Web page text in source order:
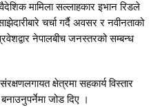
मामिला सल्लाहकार इभान रिडले
चर्चा गर्दै अवसर र नवीनताको
नेपालबीच जनस्तरको सम्बन्ध
क्षेत्रमा सहकार्य विस्तार
जोड दिए ।